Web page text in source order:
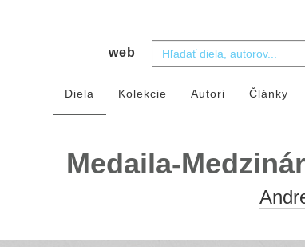
web
Diela Kolekcie Autori Články
Medaila-